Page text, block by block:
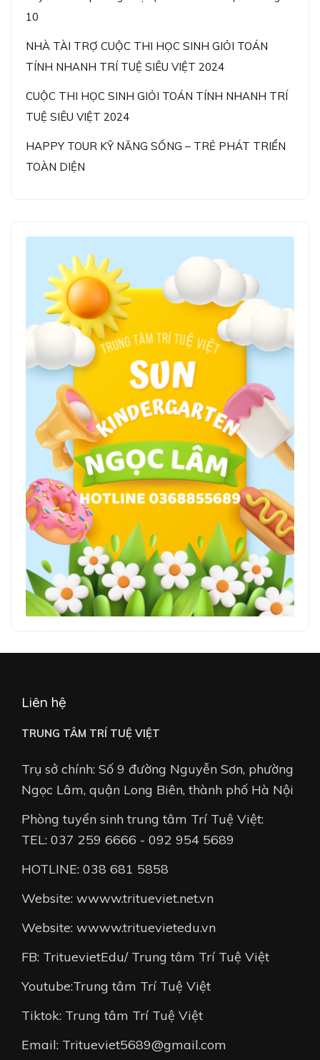
10
NHÀ TÀI TRỢ CUỘC THI HỌC SINH GIỎI TOÁN
TÍNH NHANH TRÍ TUỆ SIÊU VIỆT 2024
CUỘC THI HỌC SINH GIỎI TOÁN TÍNH NHANH TRÍ
TUỆ SIÊU VIỆT 2024
HAPPY TOUR KỸ NĂNG SỐNG – TRẺ PHÁT TRIỂN
TOÀN DIỆN
Liên hệ
TRUNG TÂM TRÍ TUỆ VIỆT
Trụ sở chính: Số 9 đường Nguyễn Sơn, phường
Ngọc Lâm, quận Long Biên, thành phố Hà Nội
Phòng tuyển sinh trung tâm Trí Tuệ Việt:
TEL: 037 259 6666 - 092 954 5689
HOTLINE: 038 681 5858
Website: wwww.tritueviet.net.vn
Website: wwww.trituevietedu.vn
FB: TrituevietEdu/ Trung tâm Trí Tuệ Việt
Youtube:Trung tâm Trí Tuệ Việt
Tiktok: Trung tâm Trí Tuệ Việt
Email: Tritueviet5689@gmail.com